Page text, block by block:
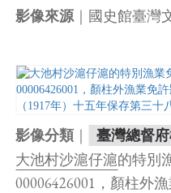
影像來源｜國史館臺灣
影像分類｜ 臺灣總督
大池村沙滬仔滬的特別
00006426001，顏柱外